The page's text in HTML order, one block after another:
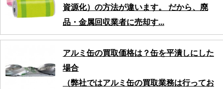
資源化）の方法が違います。 だから、廃
品・金属回収業者に売却す...
アルミ缶の買取価格は？缶を平潰しにした
場合
（弊社ではアルミ缶の買取業務は行ってお